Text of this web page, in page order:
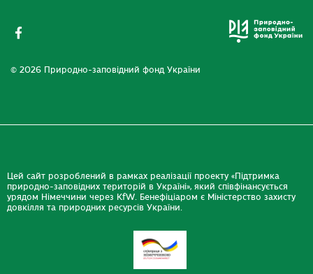
© 2026 Природно-заповідний фонд України
Цей сайт розроблений в рамках реалізації проекту «Підтримка
природно-заповідних територій в Україні», який співфінансується
урядом Німеччини через KfW. Бенефіціаром є Міністерство захисту
довкілля та природних ресурсів України.